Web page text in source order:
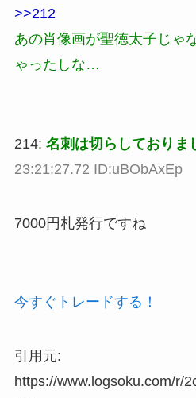
>>212
あの肖像画が聖徳太子じゃ
ゃったしな…
214: 名刺は切らしておりま
23:21:27.72 ID:uBObAxEp
7000円札発行ですね
今すぐトレードする！
引用元:
https://www.logsoku.com/r/